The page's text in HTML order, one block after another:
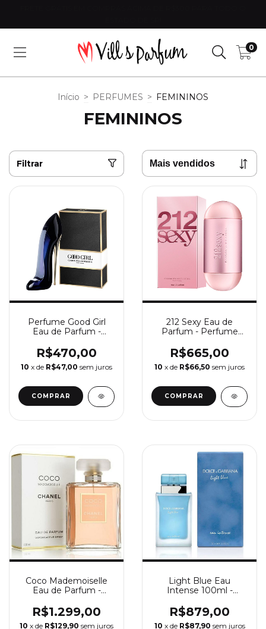
0
Início > PERFUMES > FEMININOS
FEMININOS
Filtrar
Perfume Good Girl
Eau de Parfum -
Carolina Herrera
R$470,00
10 x de R$47,00 sem juros
COMPRAR
212 Sexy Eau de
Parfum - Perfume
Herrera
R$665,00
10 x de R$66,50 sem juros
COMPRAR
Coco Mademoiselle
Eau de Parfum -
Chanel
R$1.299,00
10 x de R$129,90 sem juros
Light Blue Eau
Intense 100ml -
Dolce&Gabbana
R$879,00
10 x de R$87,90 sem juros